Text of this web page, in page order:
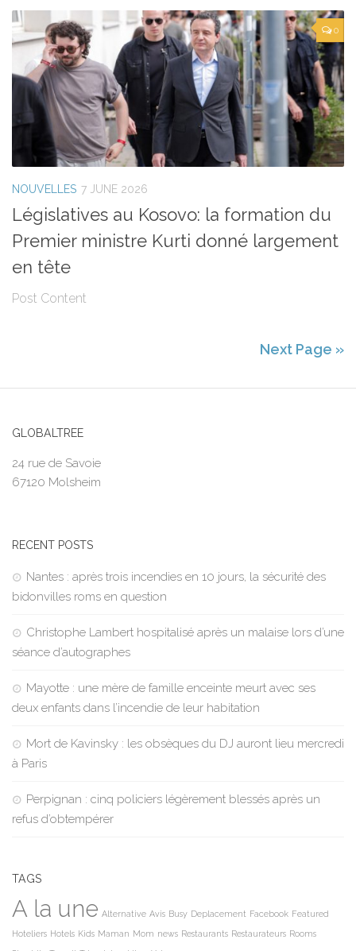
0
NOUVELLES 7 JUNE 2026
Législatives au Kosovo: la formation du
Premier ministre Kurti donné largement
en tête
Post Content
Next Page »
GLOBALTREE
24 rue de Savoie
67120 Molsheim
RECENT POSTS
Nantes : après trois incendies en 10 jours, la sécurité des
bidonvilles roms en question
Christophe Lambert hospitalisé après un malaise lors d’une
séance d’autographes
Mayotte : une mère de famille enceinte meurt avec ses
deux enfants dans l’incendie de leur habitation
Mort de Kavinsky : les obsèques du DJ auront lieu mercredi
à Paris
Perpignan : cinq policiers légèrement blessés après un
refus d’obtempérer
TAGS
A la une Alternative Avis Busy Deplacement Facebook Featured
Hoteliers Hotels Kids Maman Mom news Restaurants Restaurateurs Rooms